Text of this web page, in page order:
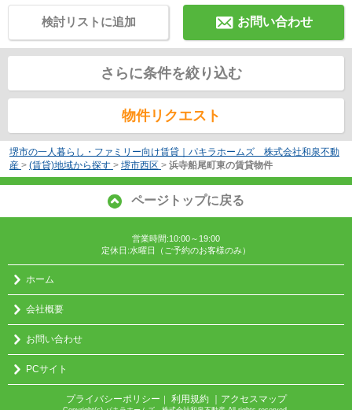
お問い合わせ
検討リストに追加
さらに条件を絞り込む
物件リクエスト
堺市の一人暮らし・ファミリー向け賃貸｜パキラホームズ 株式会社和泉不動
産 > (賃貸)地域から探す > 堺市西区 > 浜寺船尾町東の賃貸物件
ページトップに戻る
営業時間:10:00～19:00
定休日:水曜日（ご予約のお客様のみ）
ホーム
会社概要
お問い合わせ
PCサイト
プライバシーポリシー ｜ 利用規約 ｜アクセスマップ